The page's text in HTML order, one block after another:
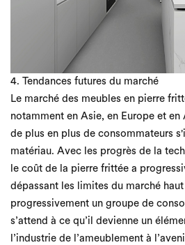
4. Tendances futures du marché
Le marché des meubles en pierre
notamment en Asie, en Europe et
de plus en plus de consommateurs
matériau. Avec les progrès de la
le coût de la pierre frittée a
dépassant les limites du marché
progressivement un groupe de
s’attend à ce qu’il devienne un
l’industrie de l’ameublement à